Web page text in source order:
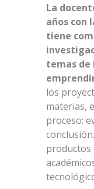
La
años con
tiene
temas de
los
materias,
proceso:
productos